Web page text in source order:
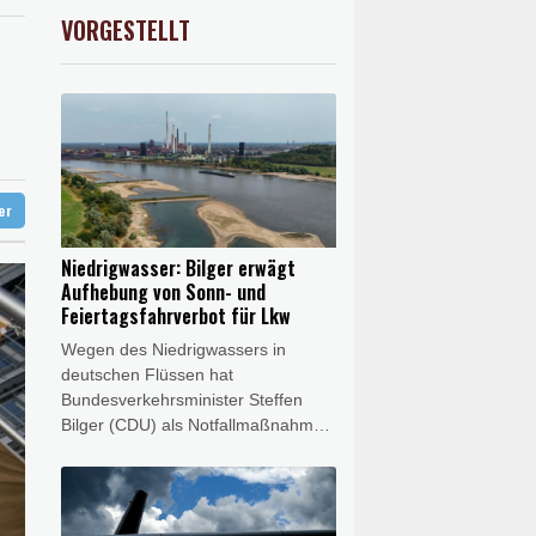
2022
Psychiatrie
Verfolgung" vor
Gespräche
0.1%
-0.08%
VORGESTELLT
Niedrigwasser: Bilger erwägt
Aufhebung von Sonn- und
Feiertagsfahrverbot für Lkw
Wegen des Niedrigwassers in
deutschen Flüssen hat
Bundesverkehrsminister Steffen
Bilger (CDU) als Notfallmaßnahme
des Sonn- und Feiertagsfahrverbots
für Lastwagen ins Spiel gebracht.
"Ich könnte mir beispielsweise